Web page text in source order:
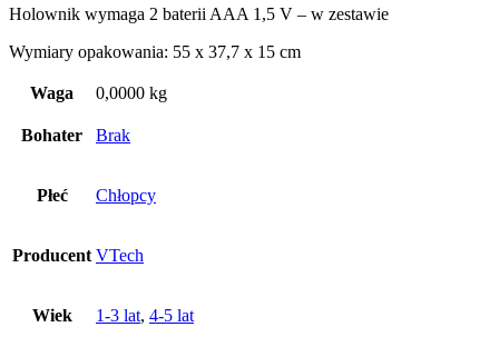
Holownik wymaga 2 baterii AAA 1,5 V – w zestawie
Wymiary opakowania: 55 x 37,7 x 15 cm
Waga 0,0000 kg
Bohater Brak
Płeć Chłopcy
Producent VTech
Wiek 1-3 lat, 4-5 lat